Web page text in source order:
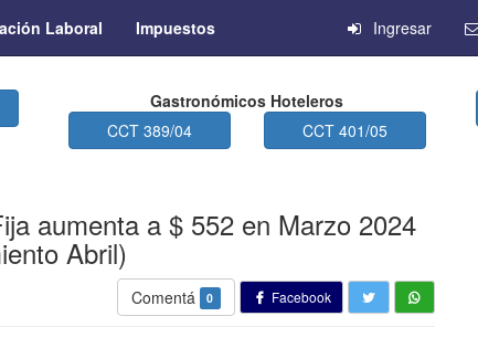
Laboral Impuestos Ingresar
Gastronómicos Hoteleros
CCT 389/04
CCT 401/05
aumenta a $ 552 en Marzo 2024
Abril)
Comentá 0 Facebook